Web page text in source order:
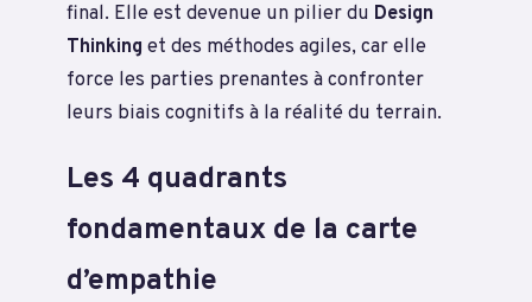
final. Elle est devenue un pilier du Design
Thinking et des méthodes agiles, car elle
force les parties prenantes à confronter
leurs biais cognitifs à la réalité du terrain.
Les 4 quadrants
fondamentaux de la carte
d’empathie